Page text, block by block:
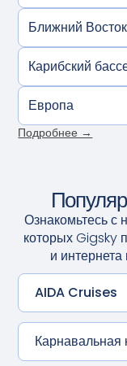
Ближний Восток
Карибский
Европа
Подробнее →
Ознакомьтесь с
которых Gigsky
и
AIDA Cruises
Карнавальная